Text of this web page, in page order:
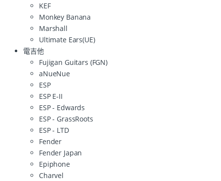
KEF
Monkey Banana
Marshall
Ultimate Ears(UE)
電吉他
Fujigan Guitars (FGN)
aNueNue
ESP
ESP E-II
ESP - Edwards
ESP - GrassRoots
ESP - LTD
Fender
Fender Japan
Epiphone
Charvel